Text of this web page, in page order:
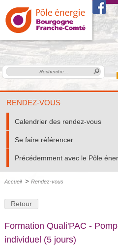
RENDEZ-VOUS
Calendrier des rendez-vous
Se faire référencer
Précédemment avec le Pôle
Accueil > Rendez-vous
Retour
Formation Quali'PAC -
individuel (5 jours)